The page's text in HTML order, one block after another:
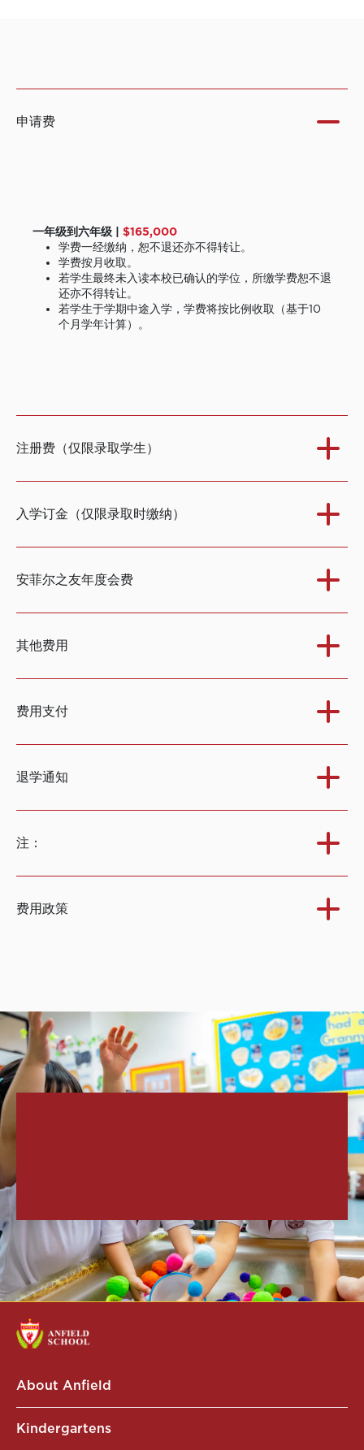
申请费
一年级到六年级 | $165,000
学费一经缴纳，恕不退还亦不得转让。
学费按月收取。
若学生最终未入读本校已确认的学位，所缴学费恕不退
还亦不得转让。
若学生于学期中途入学，学费将按比例收取（基于10
个月学年计算）。
注册费（仅限录取学生）
入学订金（仅限录取时缴纳）
安菲尔之友年度会费
其他费用
费用支付
退学通知
注：
费用政策
About Anfield
Kindergartens